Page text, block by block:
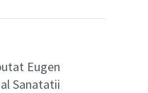
Eugen
Sanatatii